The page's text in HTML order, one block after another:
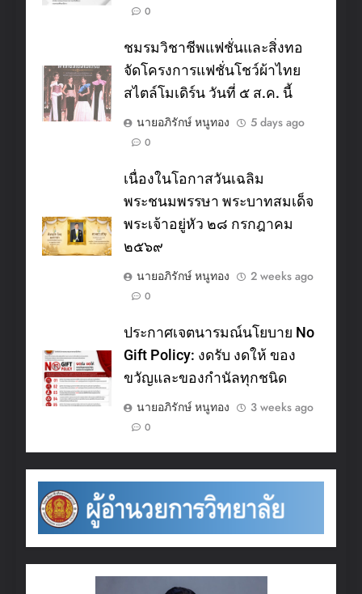
0
ชมรมวิชาชีพแฟชั่นและสิ่งทอ
จัดโครงการแฟชั่นโชว์ผ้าไทย
สไตล์โมเดิร์น วันที่ ๕ ส.ค. นี้
นายอภิรักษ์ หนูทอง
5 days ago
0
เนื่องในโอกาสวันเฉลิม
พระชนมพรรษา พระบาทสมเด็จ
พระเจ้าอยู่หัว ๒๘ กรกฎาคม
๒๕๖๙
นายอภิรักษ์ หนูทอง
2 weeks ago
0
ประกาศเจตนารมณ์นโยบาย No
Gift Policy: งดรับ งดให้ ของ
ขวัญและของกำนัลทุกชนิด
นายอภิรักษ์ หนูทอง
3 weeks ago
0